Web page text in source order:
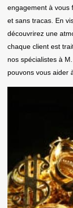
engagement à vous
et sans tracas. En
découvrirez une
chaque client est
nos spécialistes à
pouvons vous aider